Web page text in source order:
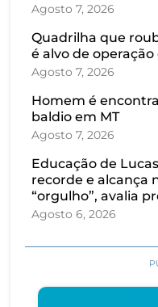
Agosto 7, 2026
Quadrilha que
é alvo de operação
Agosto 7, 2026
Homem é
baldio em MT
Agosto 7, 2026
Educação de
recorde e alcança
“orgulho”, avalia
Agosto 6, 2026